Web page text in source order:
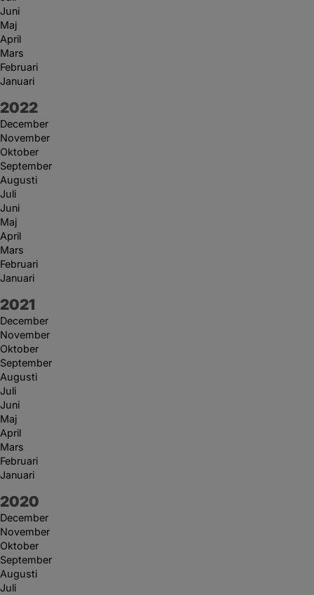
Juni
Maj
April
Mars
Februari
Januari
År:
2022
December
November
Oktober
September
Augusti
Juli
Juni
Maj
April
Mars
Februari
Januari
År:
2021
December
November
Oktober
September
Augusti
Juli
Juni
Maj
April
Mars
Februari
Januari
År:
2020
December
November
Oktober
September
Augusti
Juli